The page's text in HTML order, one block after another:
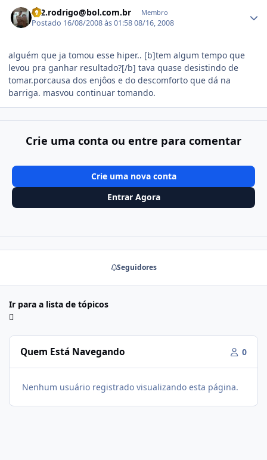
rd2.rodrigo@bol.com.br Membro
Postado 16/08/2008 às 01:5808/16, 2008
alguém que ja tomou esse hiper.. [b]tem algum tempo que
levou pra ganhar resultado?[/b] tava quase desistindo de
tomar.porcausa dos enjôos e do descomforto que dá na
barriga. masvou continuar tomando.
Crie uma conta ou entre para comentar
Crie uma nova conta
Entrar Agora
Seguidores
Ir para a lista de tópicos
Quem Está Navegando 0
Nenhum usuário registrado visualizando esta página.